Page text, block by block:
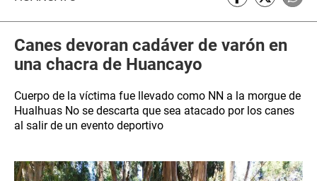
Canes devoran cadáver de varón en
una chacra de Huancayo
Cuerpo de la víctima fue llevado como NN a la morgue de
Hualhuas No se descarta que sea atacado por los canes
al salir de un evento deportivo